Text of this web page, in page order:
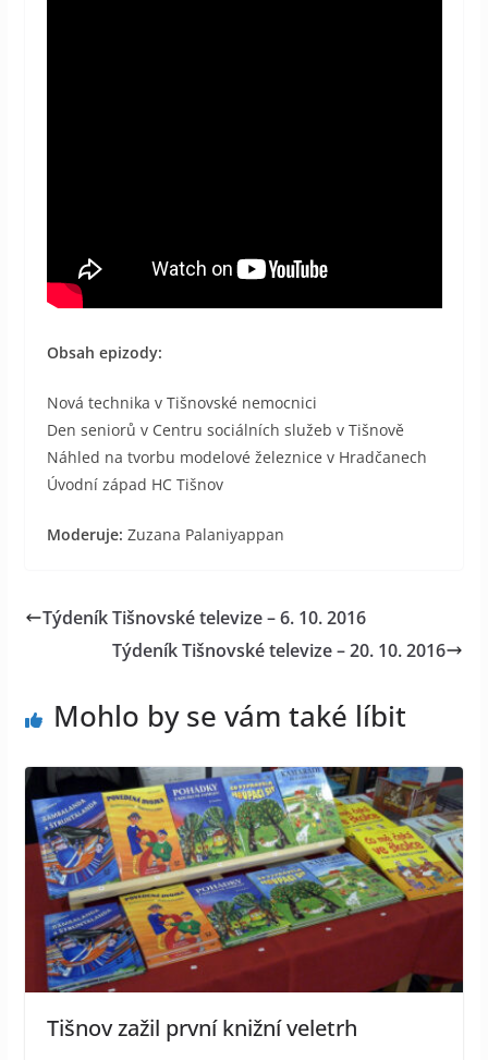
Obsah epizody:
Nová technika v Tišnovské nemocnici
Den seniorů v Centru sociálních služeb v Tišnově
Náhled na tvorbu modelové železnice v Hradčanech
Úvodní západ HC Tišnov
Moderuje: Zuzana Palaniyappan
Týdeník Tišnovské televize – 6. 10. 2016
Týdeník Tišnovské televize – 20. 10. 2016
Mohlo by se vám také líbit
Tišnov zažil první knižní veletrh